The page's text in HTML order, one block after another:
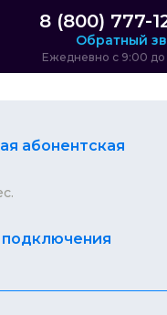
8 (800) 777-
Обратный
Ежедневно с 9:00
абонентская